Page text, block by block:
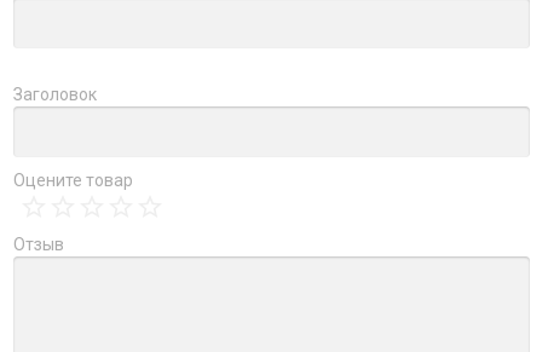
Заголовок
Оцените товар
Отзыв